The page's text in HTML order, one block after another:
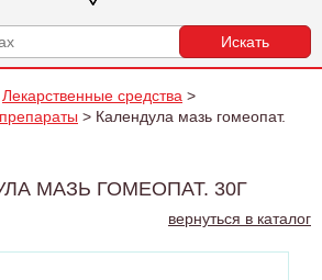
Лекарственные средства >
> Календула мазь гомеопат.
МАЗЬ ГОМЕОПАТ. 30Г
вернуться в каталог